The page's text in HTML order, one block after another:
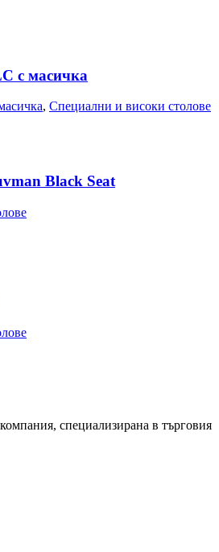
с масичка
, Специални и високи столове
Black Seat
специализирана в търговия